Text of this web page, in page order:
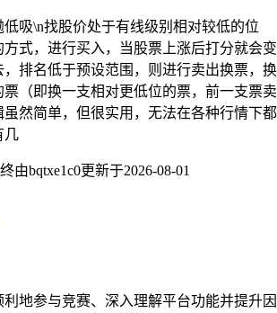
吸\n找股价处于有线级别相对较低的位
式，进行买入，当股票上涨后打分就会变
排名低于预设范围，则进行卖出换票，换
（即换一支相对更低位的票，前一支票卖
然简单，但很实用，无法在各种行情下都
几
由bqtxe1c0更新于2026-08-01
地参与竞赛、深入理解平台功能并提升因